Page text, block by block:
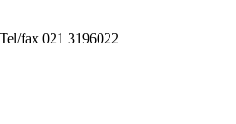
fax 021 3196022